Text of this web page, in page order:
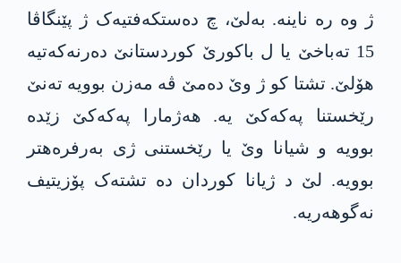
ژ وە رە ناینە. بەلێ، چ دەستکەفتیەک ژ پێنگاڤا
15 تەباخێ یا ل باکورێ کوردستانێ دەرنەکەتیە
ھۆلێ. تشتا کو ژ وێ دەمێ ڤە مەزن بوویە تەنێ
رێخستنا پەکەکێ یە. ھەژمارا پەکەکێ زێدە
بوویە و شیانا وێ یا رێخستنی ژی بەرفرەھتر
بوویە. لێ د ژیانا کوردان دە تشتەک پۆزیتیف
نەگوھەریە.